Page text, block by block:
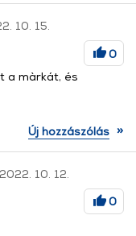
10. 15.
0
a màrkát, és
Új hozzászólás »
2022. 10. 12.
0